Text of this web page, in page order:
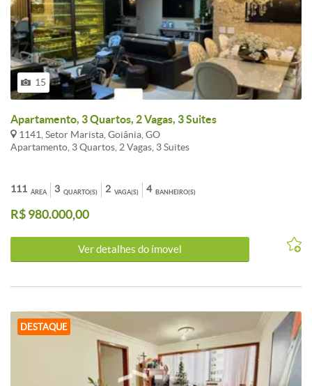
15
Apartamento, 3 Quartos, 2 Vagas, 3 Suites
1141, Setor Marista, Goiânia, GO
Apartamento, 3 Quartos, 2 Vagas, 3 Suites
ÁREA
111 QUARTO(S)
3 VAGA(S)
2 BANHEIRO(S)
4
R$ 980.000,00
Ver detalhes do ímovel
DESTAQUE